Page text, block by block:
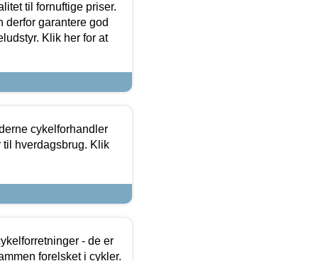
til fornuftige priser.
derfor garantere god
Klik her for at
cykelforhandler
til hverdagsbrug. Klik
- de er
forelsket i cykler.